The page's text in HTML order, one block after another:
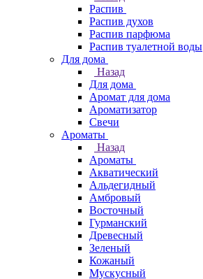
Распив
Распив духов
Распив парфюма
Распив туалетной воды
Для дома
Назад
Для дома
Аромат для дома
Ароматизатор
Свечи
Ароматы
Назад
Ароматы
Акватический
Альдегидный
Амбровый
Восточный
Гурманский
Древесный
Зеленый
Кожаный
Мускусный